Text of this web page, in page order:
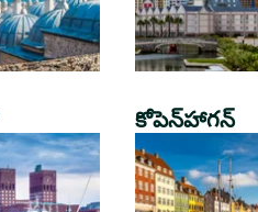
కోపెన్‌హాగన్